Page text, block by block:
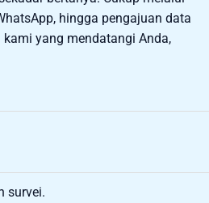
hingga pengajuan data
yang mendatangi Anda,
survei.